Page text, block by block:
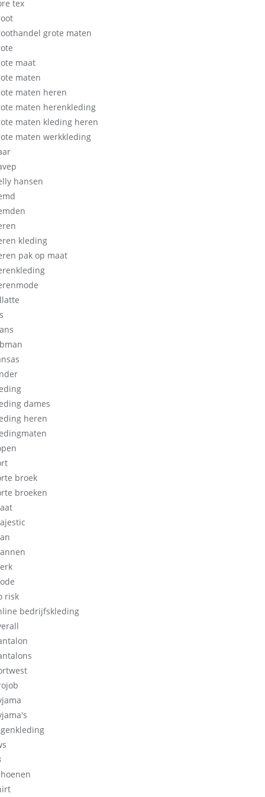
tex
grote maten
maat
maten
maten heren
maten herenkleding
maten kleding heren
maten werkkleding
hansen
kleding
pak op maat
dames
heren
broek
broeken
risk
bedrijfskleding